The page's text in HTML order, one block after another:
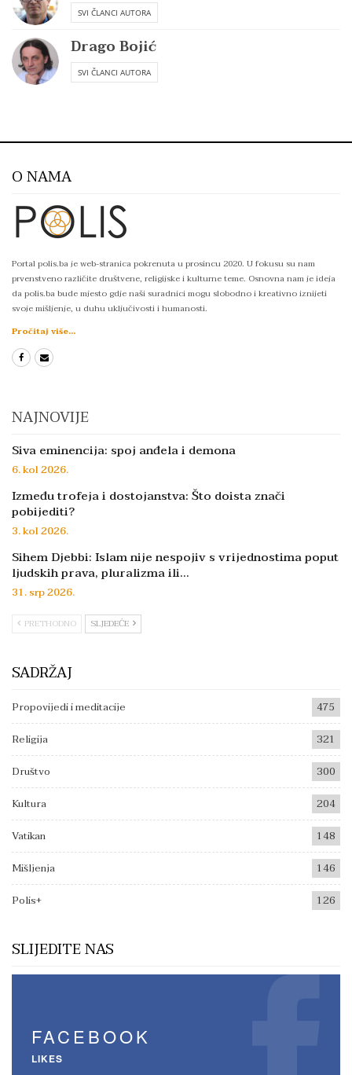
SVI ČLANCI AUTORA
Drago Bojić
SVI ČLANCI AUTORA
O NAMA
Portal polis.ba je web-stranica pokrenuta u prosincu 2020. U fokusu su nam
prvenstveno različite društvene, religijske i kulturne teme. Osnovna nam je ideja
da polis.ba bude mjesto gdje naši suradnici mogu slobodno i kreativno iznijeti
svoje mišljenje, u duhu uključivosti i humanosti.
Pročitaj više...
NAJNOVIJE
Siva eminencija: spoj anđela i demona
6. kol 2026.
Između trofeja i dostojanstva: Što doista znači
pobijediti?
3. kol 2026.
Sihem Djebbi: Islam nije nespojiv s vrijednostima poput
ljudskih prava, pluralizma ili…
31. srp 2026.
PRETHODNO SLJEDEĆE
SADRŽAJ
Propovijedi i meditacije
475
Religija
321
Društvo
300
Kultura
204
Vatikan
148
Mišljenja
146
Polis+
126
SLIJEDITE NAS
FACEBOOK
LIKES